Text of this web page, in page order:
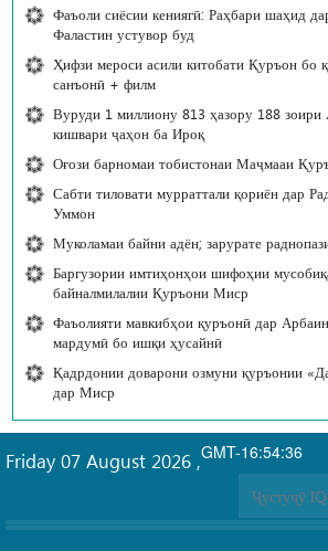
Фаъоли сиёсии кениягӣ: Раҳбари шаҳид
Фаластин устувор буд
Ҳифзи мероси асили китобати Қуръон бо
санъонӣ + филм
Вуруди 1 миллиону 813 ҳазору 188 зоири
кишвари ҷаҳон ба Ироқ
Оғози барномаи тобистонаи Маҷмааи
Сабти тиловати мурраттали қориён дар
Уммон
Муколамаи байни адён; зарурате
Баргузории имтиҳонҳои шифоҳии
байналмилалии Қуръони Миср
Фаъолияти мавкибҳои қуръонӣ дар
мардумӣ бо ишқи ҳусайнӣ
Қадрдонии доварони озмуни қуръонии
дар Миср
GMT-16:54:36
Friday 07 August 2026 ,